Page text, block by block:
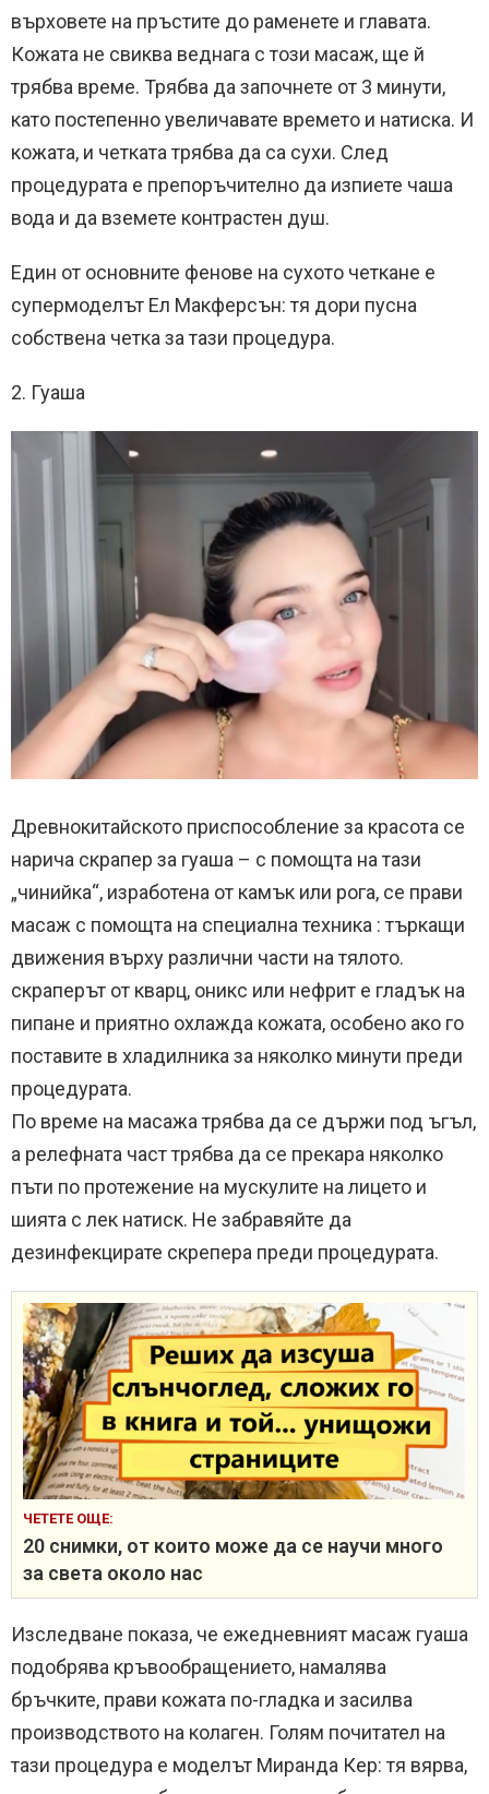
върховете на пръстите до раменете и главата.
Кожата не свиква веднага с този масаж, ще й
трябва време. Трябва да започнете от 3 минути,
като постепенно увеличавате времето и натиска. И
кожата, и четката трябва да са сухи. След
процедурата е препоръчително да изпиете чаша
вода и да вземете контрастен душ.
Един от основните фенове на сухото четкане е
супермоделът Ел Макферсън: тя дори пусна
собствена четка за тази процедура.
2. Гуаша
Древнокитайското приспособление за красота се
нарича скрапер за гуаша – с помощта на тази
„чинийка“, изработена от камък или рога, се прави
масаж с помощта на специална техника : търкащи
движения върху различни части на тялото.
скраперът от кварц, оникс или нефрит е гладък на
пипане и приятно охлажда кожата, особено ако го
поставите в хладилника за няколко минути преди
процедурата.
По време на масажа трябва да се държи под ъгъл,
а релефната част трябва да се прекара няколко
пъти по протежение на мускулите на лицето и
шията с лек натиск. Не забравяйте да
дезинфекцирате скрепера преди процедурата.
ЧЕТЕТЕ ОЩЕ:
20 снимки, от които може да се научи много
за света около нас
Изследване показа, че ежедневният масаж гуаша
подобрява кръвообращението, намалява
бръчките, прави кожата по-гладка и засилва
производството на колаген. Голям почитател на
тази процедура е моделът Миранда Кер: тя вярва,